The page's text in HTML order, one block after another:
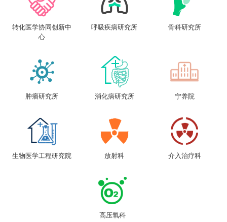
转化医学协同创新中
心
呼吸疾病研究所 骨科研究所
肿瘤研究所 消化病研究所 宁养院
生物医学工程研究院 放射科 介入治疗科
高压氧科